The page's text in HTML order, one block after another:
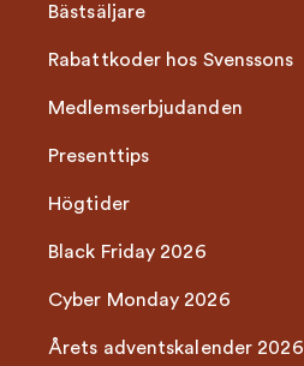
Bästsäljare
Rabattkoder hos Svenssons
Medlemserbjudanden
Presenttips
Högtider
Black Friday 2026
Cyber Monday 2026
Årets adventskalender 2026